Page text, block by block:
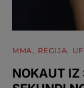
MMA REGIJA
NOKAUT IZ